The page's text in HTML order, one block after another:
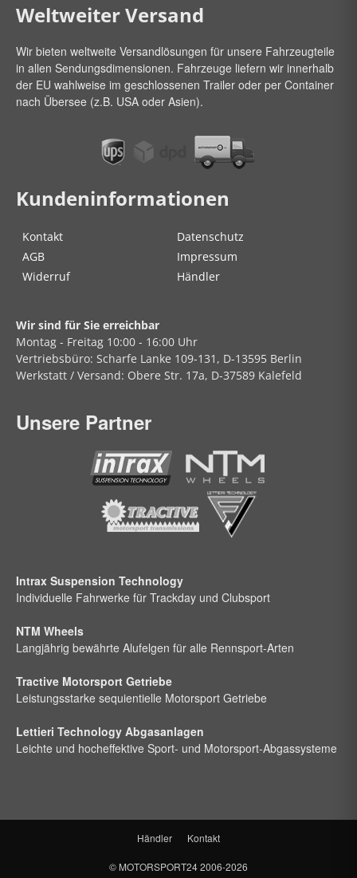
Weltweiter Versand
Wir bieten weltweite Versandlösungen für unsere Fahrzeugteile
in allen Sendungsdimensionen. Fahrzeuge liefern wir innerhalb
der EU wahlweise im geschlossenen Trailer oder per Container
nach Übersee (z.B. USA oder Asien).
Kundeninformationen
Kontakt
Datenschutz
AGB
Impressum
Widerruf
Händler
Wir sind für Sie erreichbar
Montag - Freitag 10:00 - 16:00 Uhr
Vertriebsbüro: Scharfe Lanke 109-131, D-13595 Berlin
Werkstatt / Versand: Obere Str. 17a, D-37589 Kalefeld
Unsere Partner
Intrax Suspension Technology
Individuelle Fahrwerke für Trackday und Clubsport
NTM Wheels
Langjährig bewährte Alufelgen für alle Rennsport-Arten
Tractive Motorsport Getriebe
Leistungsstarke sequientielle Motorsport Getriebe
Lettieri Technology Abgasanlagen
Leichte und hocheffektive Sport- und Motorsport-Abgassysteme
Händler Kontakt
© MOTORSPORT242006-2026